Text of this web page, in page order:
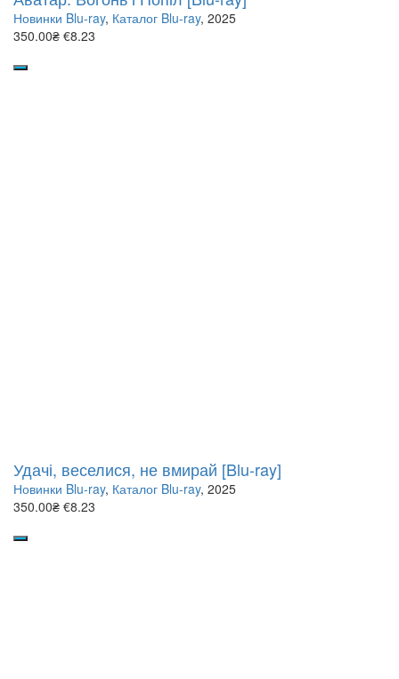
Новинки Blu-ray, Каталог Blu-ray, 2025
350.00₴ €8.23
Удачі, веселися, не вмирай [Blu-ray]
Новинки Blu-ray, Каталог Blu-ray, 2025
350.00₴ €8.23